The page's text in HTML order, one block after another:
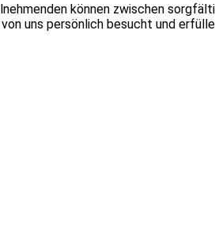
können zwischen
uns persönlich besucht und